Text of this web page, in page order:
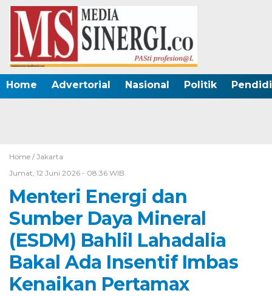
Home Advertorial Nasional Politik
Home / Jakarta
Jumat, 12 Juni 2026 - 08:36 WIB
Menteri Energi dan
Sumber Daya Mineral
(ESDM) Bahlil Lahadalia
Bakal Ada Insentif Imbas
Kenaikan Pertamax